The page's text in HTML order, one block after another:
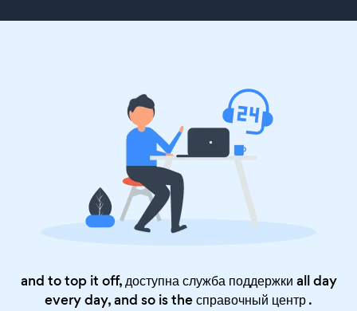
and to top it off, доступна служба поддержки all day
every day, and so is theсправочный центр.